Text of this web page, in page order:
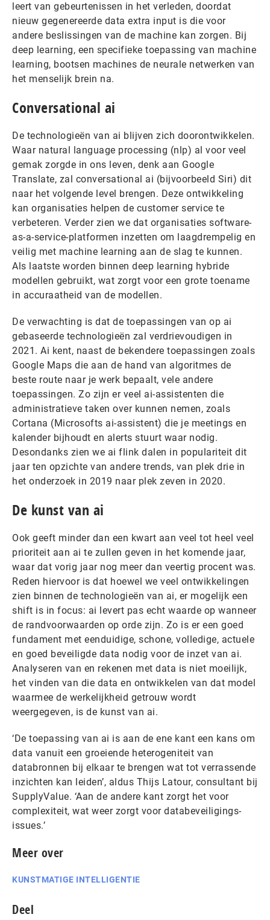
leert van gebeurtenissen in het verleden, doordat
nieuw gegenereerde data extra input is die voor
andere beslissingen van de machine kan zorgen. Bij
deep learning, een specifieke toepassing van machine
learning, bootsen machines de neurale netwerken van
het menselijk brein na.
Conversational ai
De technologieën van ai blijven zich doorontwikkelen.
Waar natural language processing (nlp) al voor veel
gemak zorgde in ons leven, denk aan Google
Translate, zal conversational ai (bijvoorbeeld Siri) dit
naar het volgende level brengen. Deze ontwikkeling
kan organisaties helpen de customer service te
verbeteren. Verder zien we dat organisaties software-
as-a-service-platformen inzetten om laagdrempelig en
veilig met machine learning aan de slag te kunnen.
Als laatste worden binnen deep learning hybride
modellen gebruikt, wat zorgt voor een grote toename
in accuraatheid van de modellen.
De verwachting is dat de toepassingen van op ai
gebaseerde technologieën zal verdrievoudigen in
2021. Ai kent, naast de bekendere toepassingen zoals
Google Maps die aan de hand van algoritmes de
beste route naar je werk bepaalt, vele andere
toepassingen. Zo zijn er veel ai-assistenten die
administratieve taken over kunnen nemen, zoals
Cortana (Microsofts ai-assistent) die je meetings en
kalender bijhoudt en alerts stuurt waar nodig.
Desondanks zien we ai flink dalen in populariteit dit
jaar ten opzichte van andere trends, van plek drie in
het onderzoek in 2019 naar plek zeven in 2020.
De kunst van ai
Ook geeft minder dan een kwart aan veel tot heel veel
prioriteit aan ai te zullen geven in het komende jaar,
waar dat vorig jaar nog meer dan veertig procent was.
Reden hiervoor is dat hoewel we veel ontwikkelingen
zien binnen de technologieën van ai, er mogelijk een
shift is in focus: ai levert pas echt waarde op wanneer
de randvoorwaarden op orde zijn. Zo is er een goed
fundament met eenduidige, schone, volledige, actuele
en goed beveiligde data nodig voor de inzet van ai.
Analyseren van en rekenen met data is niet moeilijk,
het vinden van die data en ontwikkelen van dat model
waarmee de werkelijkheid getrouw wordt
weergegeven, is de kunst van ai.
‘De toepassing van ai is aan de ene kant een kans om
data vanuit een groeiende heterogeniteit van
databronnen bij elkaar te brengen wat tot verrassende
inzichten kan leiden’, aldus Thijs Latour, consultant bij
SupplyValue. ‘Aan de andere kant zorgt het voor
complexiteit, wat weer zorgt voor databeveiligings-
issues.’
Meer over
KUNSTMATIGE INTELLIGENTIE
Deel